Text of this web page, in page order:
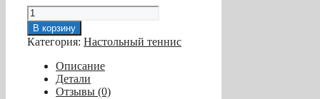
Количество
товара
Теннисный
стол
всепогодный
"Start
Line
В корзину
Категория: Настольный теннис
Описание
Детали
Отзывы (0)